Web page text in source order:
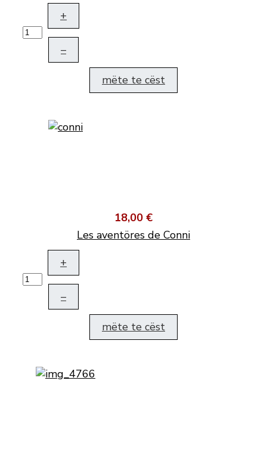
+
–
mëte te cëst
18,00 €
Les aventöres de Conni
+
–
mëte te cëst